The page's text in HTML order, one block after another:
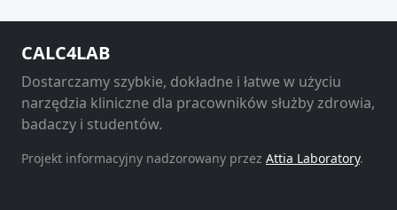
CALC4LAB
Dostarczamy szybkie, dokładne i łatwe w użyciu
narzędzia kliniczne dla pracowników służby zdrowia,
badaczy i studentów.
Projekt informacyjny nadzorowany przez Attia Laboratory.